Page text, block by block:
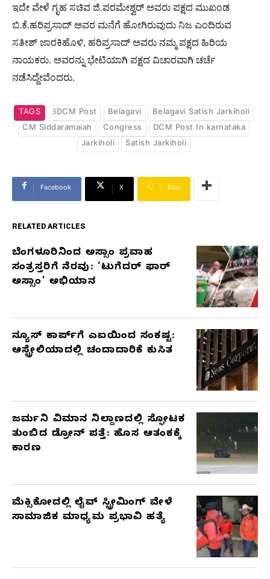
ಇದೇ ವೇಳೆ ಗೃಹ ಸಚಿವ ಜಿ.ಪರಮೇಶ್ವರ್‌ ಅವರು ಪಕ್ಷದ ಮುಖಂಡ
ಬಿ.ಕೆ.ಹರಿಪ್ರಸಾದ್‌ ಅವರ ಮನೆಗೆ ಹೋಗಿರುವುದು ನಿಜ ಎಂದಿರುವ
ಸತೀಶ್ ಜಾರಕಿಹೊಳಿ, ಹರಿಪ್ರಸಾದ್ ಅವರು ನಮ್ಮ ಪಕ್ಷದ ಹಿರಿಯ
ನಾಯಕರು. ಅವರನ್ನು ಭೇಟಿಯಾಗಿ ಪಕ್ಷದ ವಿಚಾರವಾಗಿ ಚರ್ಚೆ
ನಡೆಸಿದ್ದೇವೆಂದರು.
TAGS 3DCM Post Belagavi
Belagavi Satish Jarkiholi
CM Siddaramaiah
Congress
DCM Post In karnataka
Jarkiholi
Satish Jarkiholi
Facebook X Koo
RELATED ARTICLES
RELATED
ARTICLES
ಬೆಂಗಳೂರಿನಿಂದ ಅಸ್ಸಾಂ ಪ್ರವಾಹ
ಸಂತ್ರಸ್ತರಿಗೆ ನೆರವು: ‘ಟುಗೆದರ್ ಫಾರ್
ಅಸ್ಸಾಂ’ ಅಭಿಯಾನ
ನ್ಯೂಸ್ ಕಾರ್ಪ್‌ಗೆ ಎಐಯಿಂದ ಸಂಕಷ್ಟ:
ಆಸ್ಟ್ರೇಲಿಯಾದಲ್ಲಿ ಚಂದಾದಾರಿಕೆ ಕುಸಿತ
ಜರ್ಮನಿ ವಿಮಾನ ನಿಲ್ದಾಣದಲ್ಲಿ ಸ್ಫೋಟಕ
ತುಂಬಿದ ಡ್ರೋನ್ ಪತ್ತೆ: ಹೊಸ ಆತಂಕಕ್ಕೆ
ಕಾರಣ
ಮೆಕ್ಸಿಕೋದಲ್ಲಿ ಲೈವ್ ಸ್ಟ್ರೀಮಿಂಗ್ ವೇಳೆ
ಸಾಮಾಜಿಕ ಮಾಧ್ಯಮ ಪ್ರಭಾವಿ ಹತ್ಯೆ